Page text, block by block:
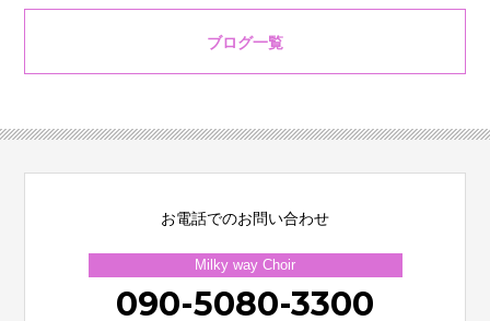
ブログ一覧
お電話でのお問い合わせ
Milky way Choir
090-5080-3300